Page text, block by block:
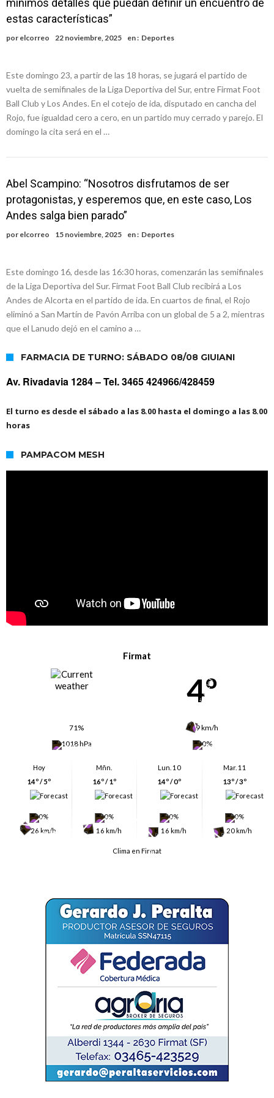
nacimiento
Inclusivo
Vassalli: en potencial y con fechas diferidas, la empresa reformula
sus anuncios a los trabajadores
Firmat: avanza la investigación de dos empleadas del Juzgado de
del ferrocarril
Violento robo en la zona rural de Firmat: maniataron a una pareja de
adultos mayores
Colecta solidaria de juguetes en Firmat para el EPI y el Hospital
Vilela
mínimos detalles que puedan definir un encuentro de
estas características”
por elcorreo 22 noviembre, 2025 en : Deportes
Este domingo 23, a partir de las 18 horas, se jugará el partido de
vuelta de semifinales de la Liga Deportiva del Sur, entre Firmat Foot
Ball Club y Los Andes. En el cotejo de ida, disputado en cancha del
Rojo, fue igualdad cero a cero, en un partido muy cerrado y parejo. El
domingo la cita será en el …
Abel Scampino: “Nosotros disfrutamos de ser
protagonistas, y esperemos que, en este caso, Los
Andes salga bien parado”
por elcorreo 15 noviembre, 2025 en : Deportes
Este domingo 16, desde las 16:30 horas, comenzarán las semifinales
de la Liga Deportiva del Sur. Firmat Foot Ball Club recibirá a Los
Andes de Alcorta en el partido de ida. En cuartos de final, el Rojo
eliminó a San Martín de Pavón Arriba con un global de 5 a 2, mientras
que el Lanudo dejó en el camino a …
FARMACIA DE TURNO: SÁBADO 08/08 GIUIANI
Av. Rivadavia 1284 –Tel. 3465 424966/428459
El turno es desde el sábado a las 8.00 hasta el domingo a las 8.00
horas
PAMPACOM MESH
Firmat
4º
71%
9 km/h
1018 hPa
0%
Hoy
14º / 5º
0%
26 km/h
Mñn.
16º / 1º
0%
16 km/h
Lun. 10
14º / 0º
0%
16 km/h
Mar. 11
13º / 3º
0%
20 km/h
Clima en Firmat